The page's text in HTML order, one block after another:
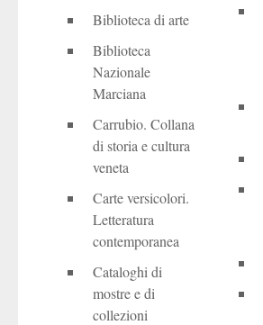
Biblioteca di arte
Biblioteca
Nazionale
Marciana
Carrubio. Collana
di storia e cultura
veneta
Carte versicolori.
Letteratura
contemporanea
Cataloghi di
mostre e di
collezioni